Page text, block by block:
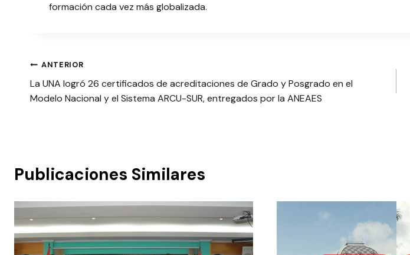
formación cada vez más globalizada.
Navegación
de
ANTERIOR
La UNA logró 26 certificados de acreditaciones de Grado y Posgrado en el
Modelo Nacional y el Sistema ARCU-SUR, entregados por la ANEAES
Publicaciones Similares